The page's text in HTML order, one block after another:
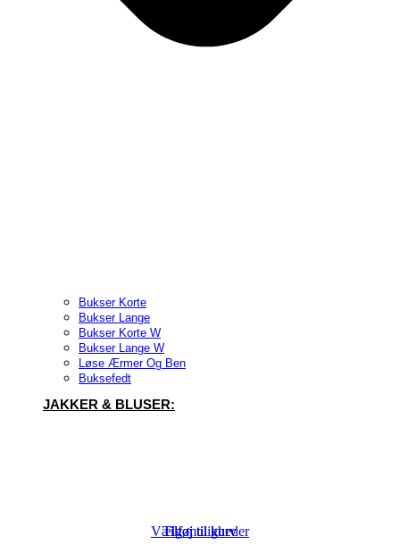
Bukser Korte
Bukser Lange
Bukser Korte W
Bukser Lange W
Løse Ærmer Og Ben
Buksefedt
JAKKER & BLUSER:
Tilføj til kurv
Tilføj til kurv
Vælg muligheder